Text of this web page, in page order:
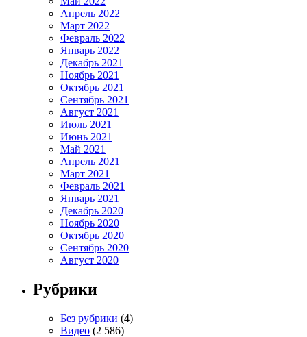
Апрель 2022
Март 2022
Февраль 2022
Январь 2022
Декабрь 2021
Ноябрь 2021
Октябрь 2021
Сентябрь 2021
Август 2021
Июль 2021
Июнь 2021
Май 2021
Апрель 2021
Март 2021
Февраль 2021
Январь 2021
Декабрь 2020
Ноябрь 2020
Октябрь 2020
Сентябрь 2020
Август 2020
Рубрики
Без рубрики (4)
Видео (2 586)